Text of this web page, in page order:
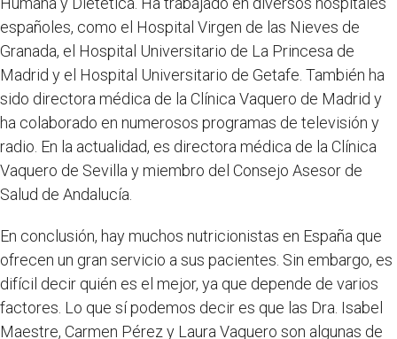
españoles, como el Hospital Virgen de las Nieves de
Granada, el Hospital Universitario de La Princesa de
Madrid y el Hospital Universitario de Getafe. También ha
sido directora médica de la Clínica Vaquero de Madrid y
ha colaborado en numerosos programas de televisión y
radio. En la actualidad, es directora médica de la Clínica
Vaquero de Sevilla y miembro del Consejo Asesor de
Salud de Andalucía.
En conclusión, hay muchos nutricionistas en España que
ofrecen un gran servicio a sus pacientes. Sin embargo, es
difícil decir quién es el mejor, ya que depende de varios
factores. Lo que sí podemos decir es que las Dra. Isabel
Maestre, Carmen Pérez y Laura Vaquero son algunas de